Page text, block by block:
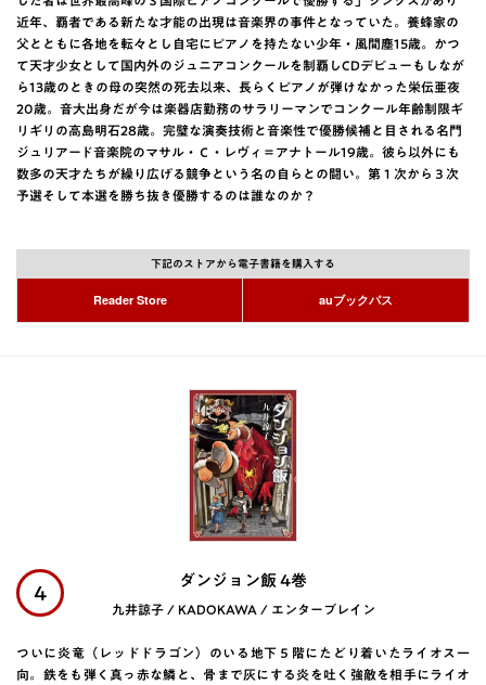
近年、覇者である新たな才能の出現は音楽界の事件となっていた。養蜂家の
父とともに各地を転々とし自宅にピアノを持たない少年・風間塵15歳。かつ
て天才少女として国内外のジュニアコンクールを制覇しCDデビューもしなが
ら13歳のときの母の突然の死去以来、長らくピアノが弾けなかった栄伝亜夜
20歳。音大出身だが今は楽器店勤務のサラリーマンでコンクール年齢制限ギ
リギリの高島明石28歳。完璧な演奏技術と音楽性で優勝候補と目される名門
ジュリアード音楽院のマサル・Ｃ・レヴィ＝アナトール19歳。彼ら以外にも
数多の天才たちが繰り広げる競争という名の自らとの闘い。第１次から３次
予選そして本選を勝ち抜き優勝するのは誰なのか？
下記のストアから電子書籍を購入する
Reader Store auブックパス
4
ダンジョン飯 4巻
九井諒子 / KADOKAWA / エンターブレイン
ついに炎竜（レッドドラゴン）のいる地下５階にたどり着いたライオス一
向。鉄をも弾く真っ赤な鱗と、骨まで灰にする炎を吐く強敵を相手にライオ